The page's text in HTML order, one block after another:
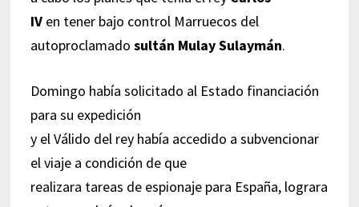
IVen tener bajo control Marruecos del
autoproclamado sultán Mulay Sulaymán.
Domingo había solicitado al Estado financiación
para su expedición
y el Válido del rey había accedido a subvencionar
el viaje a condición de que
realizara tareas de espionaje para España, lograra